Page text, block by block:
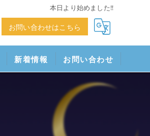
本日より始めました‼
お問い合わせはこちら
新着情報 お問い合わせ